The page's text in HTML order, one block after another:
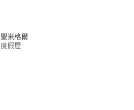
聖米格爾
度假屋